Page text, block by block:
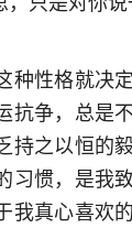
种性格就决
抗争，总是
之以恒的
习惯，是我
我真心喜欢